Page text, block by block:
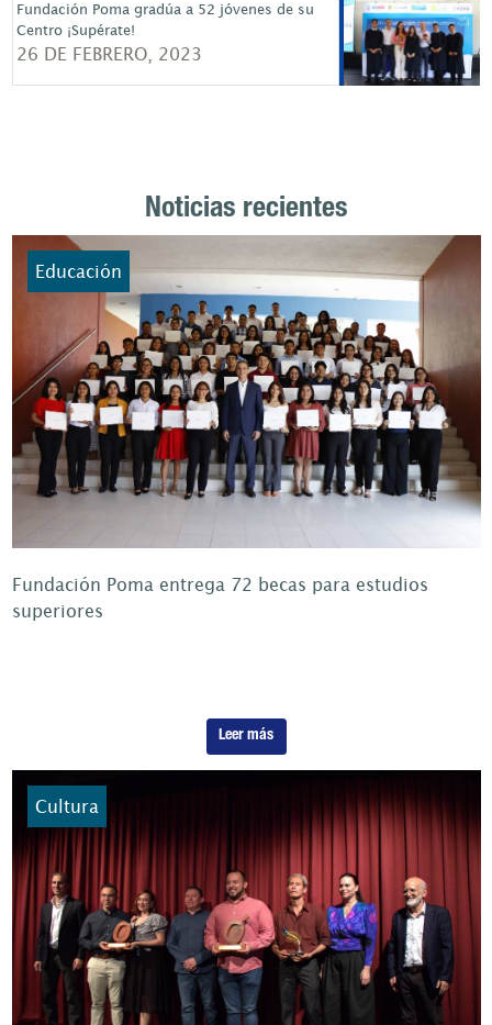
Fundación Poma gradúa a 52 jóvenes de su
Centro ¡Supérate!
26 DE FEBRERO, 2023
Noticias recientes
Educación
Fundación Poma entrega 72 becas para estudios
superiores
Leer más
Cultura